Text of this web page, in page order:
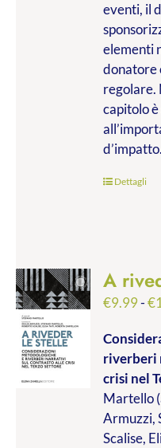
eventi, il
elementi
donatore
regolare.
capitolo
d’impatto.
Dettagli
A
€9.99-€
riverberi
crisi nel
Martello
Armuzzi,
Scalise,